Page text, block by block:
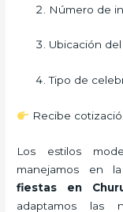
Número de
Ubicación
Tipo de
Recibe
Los estilos
manejamos en
fiestas en
adaptamos las